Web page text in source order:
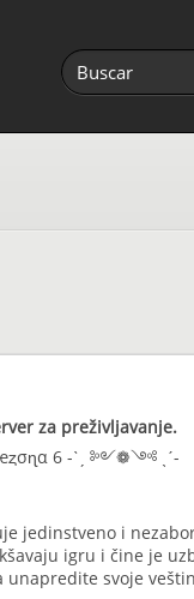
za preživljavanje.
6 -ˋˏ ༻❁༺ ˎˊ-
jedinstveno i
igru i čine je
svoje